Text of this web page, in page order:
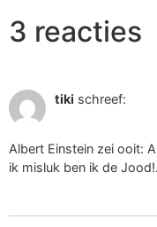
3 reacties
tiki schreef:
Albert Einstein zei ooit:
ik misluk ben ik de Jood!.